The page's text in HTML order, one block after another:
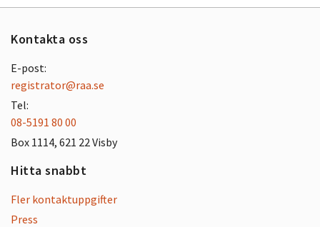
Kontakta oss
E-post:
registrator@raa.se
Tel:
08-5191 80 00
Box 1114, 621 22 Visby
Hitta snabbt
Fler kontaktuppgifter
Press